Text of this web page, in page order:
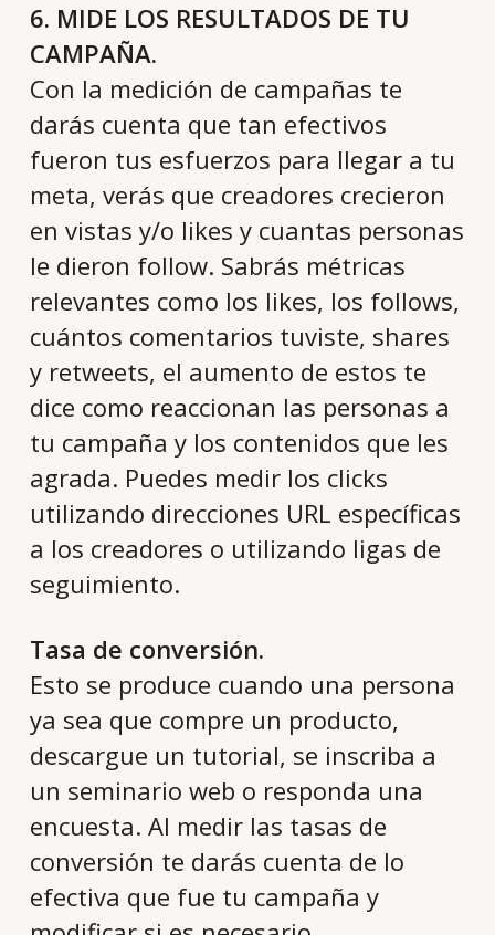
6. MIDE LOS RESULTADOS DE TU
CAMPAÑA.
Con la medición de campañas te
darás cuenta que tan efectivos
fueron tus esfuerzos para llegar a tu
meta, verás que creadores crecieron
en vistas y/o likes y cuantas personas
le dieron follow. Sabrás métricas
relevantes como los likes, los follows,
cuántos comentarios tuviste, shares
y retweets, el aumento de estos te
dice como reaccionan las personas a
tu campaña y los contenidos que les
agrada. Puedes medir los clicks
utilizando direcciones URL específicas
a los creadores o utilizando ligas de
seguimiento.
Tasa de conversión.
Esto se produce cuando una persona
ya sea que compre un producto,
descargue un tutorial, se inscriba a
un seminario web o responda una
encuesta. Al medir las tasas de
conversión te darás cuenta de lo
efectiva que fue tu campaña y